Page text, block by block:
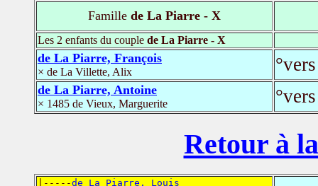
Famille de La Piarre - X
Les 2 enfants du couple de La Piarre - X
de La Piarre, François
× de La Villette, Alix
de La Piarre, Antoine
× 1485 de Vieux, Marguerite
Retour à
|-----de La Piarre, Louis